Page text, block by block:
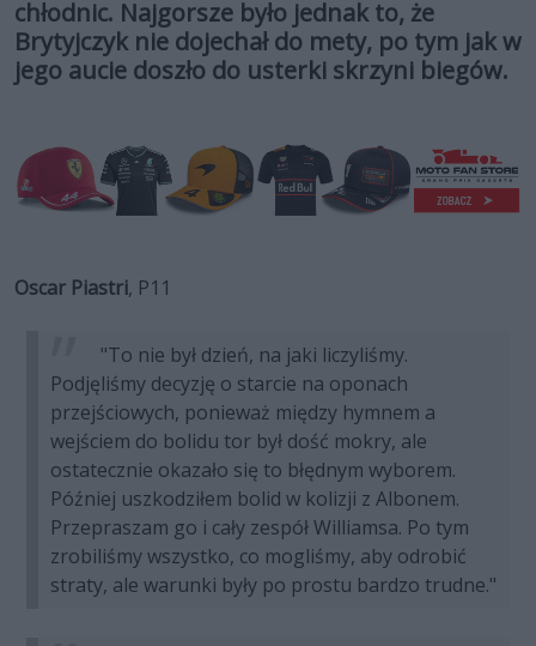
chłodnic. Najgorsze było jednak to, że
Brytyjczyk nie dojechał do mety, po tym jak w
jego aucie doszło do usterki skrzyni biegów.
Oscar Piastri, P11
"To nie był dzień, na jaki liczyliśmy.
Podjęliśmy decyzję o starcie na oponach
przejściowych, ponieważ między hymnem a
wejściem do bolidu tor był dość mokry, ale
ostatecznie okazało się to błędnym wyborem.
Później uszkodziłem bolid w kolizji z Albonem.
Przepraszam go i cały zespół Williamsa. Po tym
zrobiliśmy wszystko, co mogliśmy, aby odrobić
straty, ale warunki były po prostu bardzo trudne."